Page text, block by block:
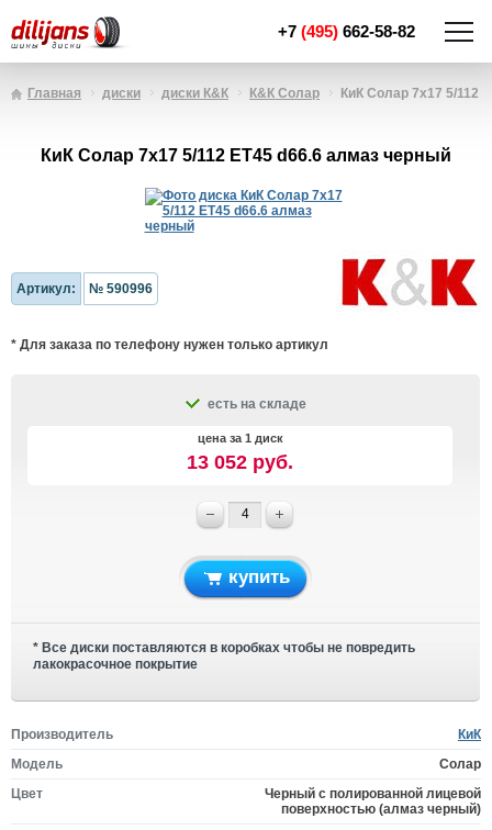
+7 (495) 662-58-82
Главная диски диски К&К К&К Солар КиК Солар 7x17 5/112
КиК Солар 7x17 5/112 ET45 d66.6 алмаз чeрный
Артикул: № 590996
* Для заказа по телефону нужен только артикул
есть на складе
цена за 1 диск
13 052 руб.
купить
* Все диски поставляются в коробках чтобы не повредить
лакокрасочное покрытие
Производитель
КиК
Модель
Солар
Цвет
Черный с полированной лицевой
поверхностью (алмаз чeрный)